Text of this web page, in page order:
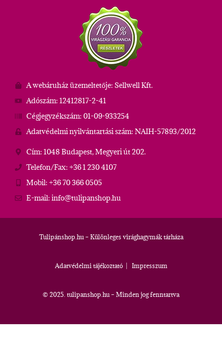
A webáruház üzemeltetője: Sellwell Kft.
Adószám: 12412817-2-41
Cégjegyzékszám: 01-09-933254
Adatvédelmi nyilvántartási szám: NAIH-57893/2012
Cím: 1048 Budapest, Megyeri út 202.
Telefon/Fax: +36 1 230 4107
Mobil: +36 70 366 0505
E-mail: info@tulipanshop.hu
Tulipánshop.hu – Különleges virághagymák tárháza
Adatvédelmi tájékoztató| Impresszum
© 2025. tulipanshop.hu – Minden jog fenntartva